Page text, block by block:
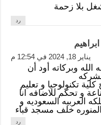
بلا زحمة
رد
يناير 18, 2024 في 12:54 م
وبركاته أود أن
كلية تكنولوجيا و تعليم
و تحكم للاضافه انا
العربيه السعوديه و
المنوره خلف مسجد قباء
رد